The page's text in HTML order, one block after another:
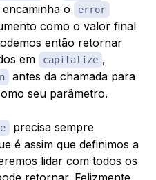
o
error
como o valor final
então retornar
em
capitalize ,
antes da chamada para
seu parâmetro.
precisa sempre
é assim que definimos a
lidar com todos os